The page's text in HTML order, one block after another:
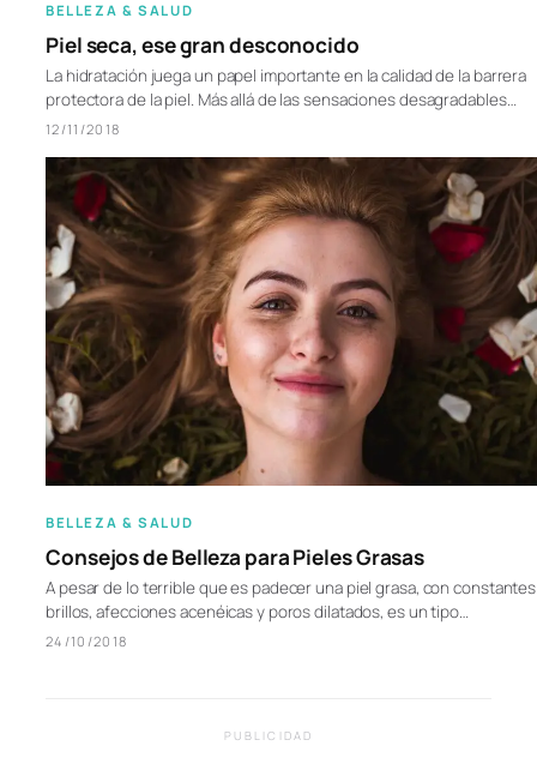
BELLEZA & SALUD
Piel seca, ese gran desconocido
La hidratación juega un papel importante en la calidad de la barrera
protectora de la piel. Más allá de las sensaciones desagradables…
12/11/2018
BELLEZA & SALUD
Consejos de Belleza para Pieles Grasas
A pesar de lo terrible que es padecer una piel grasa, con constantes
brillos, afecciones acenéicas y poros dilatados, es un tipo…
24/10/2018
PUBLICIDAD